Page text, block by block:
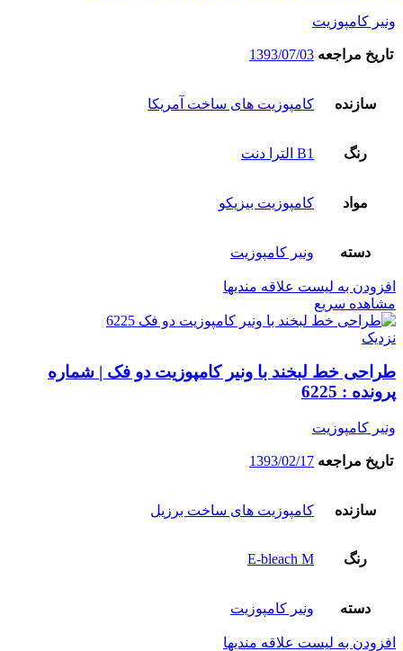
ونیر کامپوزیت
تاریخ مراجعه 1393/07/03
سازنده کامپوزیت های ساخت آمریکا
رنگ B1 الترا دنت
مواد کامپوزیت بیزیکو
دسته ونیر کامپوزیت
افزودن به لیست علاقه مندیها
مشاهده سریع
نزدیک
طراحی خط لبخند با ونیر کامپوزیت دو فک | شماره
پرونده : 6225
ونیر کامپوزیت
تاریخ مراجعه 1393/02/17
سازنده کامپوزیت های ساخت برزیل
رنگ E-bleach M
دسته ونیر کامپوزیت
افزودن به لیست علاقه مندیها